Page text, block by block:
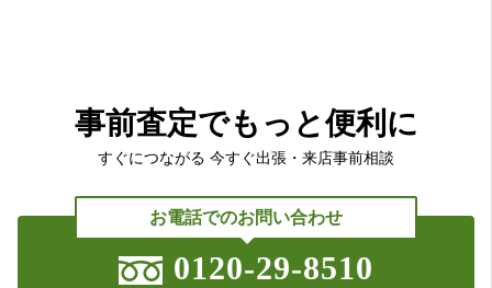
事前査定でもっと便利に
すぐにつながる 今すぐ出張・来店事前相談
お電話でのお問い合わせ
0120-29-8510